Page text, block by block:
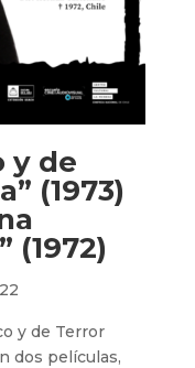
y de
(1973)
(1972)
y de Terror
dos películas,